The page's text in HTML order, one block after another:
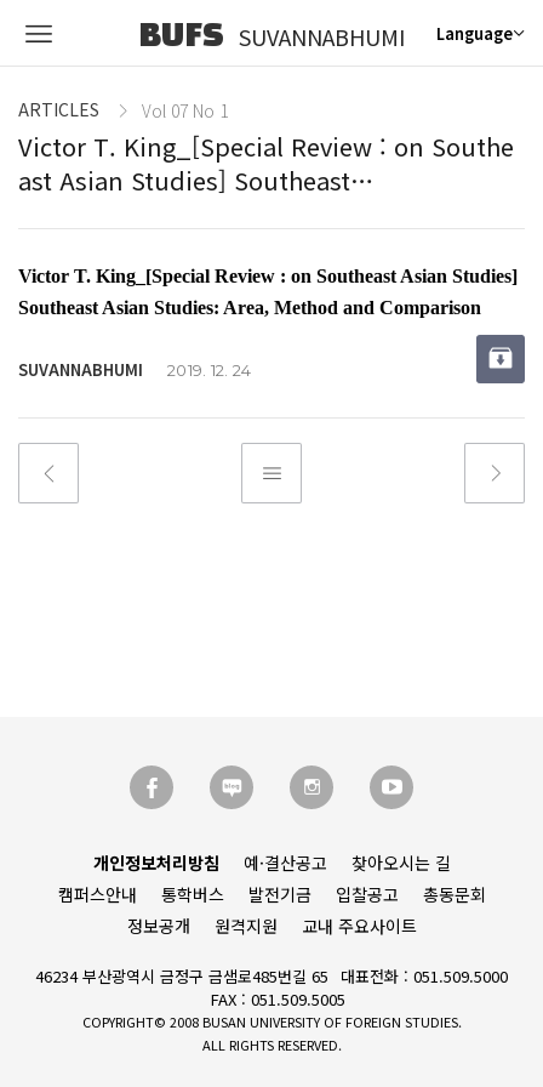
BUFS SUVANNABHUMI Language
ARTICLES Vol 07 No 1
Victor T. King_[Special Review : on Southe
ast Asian Studies] Southeast…
Victor T. King_[Special Review : on Southeast Asian Studies]
Southeast Asian Studies: Area, Method and Comparison
SUVANNABHUMI 2019. 12. 24
개인정보처리방침 예·결산공고
찾아오시는 길
캠퍼스안내
통학버스 발전기금 입찰공고
총동문회
정보공개
원격지원 교내 주요사이트
46234 부산광역시 금정구 금샘로485번길 65
대표전화 : 051.509.5000
FAX : 051.509.5005
COPYRIGHT© 2008 BUSAN UNIVERSITY OF FOREIGN STUDIES.
ALL RIGHTS RESERVED.